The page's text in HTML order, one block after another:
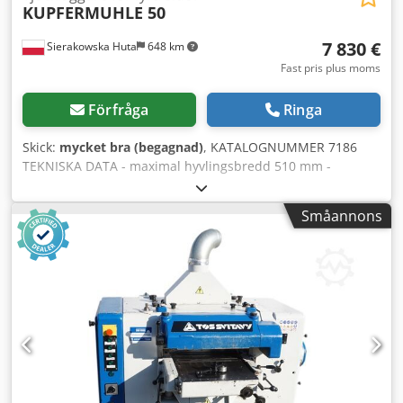
Sierakowska Huta 648 km
KUPFERMUHLE 50
7 830 €
Fast pris plus moms
Förfråga Ringa
Skick: mycket bra (begagnad), KATALOGNUMMER 7186
TEKNISKA DATA - maximal hyvlingsbredd 510 mm -
maximal hyvlinghöjd dubbelsidig 170 mm - maximal
hyvlinghöjd fyrsidig 100 mm *uppifrån: - inmatningsvals,
kugghjul Djdpfjztalqox Ahfewa - spärrklor - dragvals,
kugghjul - tryckanordning - hyvlel 510 mm, 4-knivar (2
knivar monterade) 4 kW - utmatningsvals, slät *underifrån:
- styrlist - glidrulle – justerbart bord med vals upp/ner -
hyvlel 510 mm, 2-knivar 4 kW - 2 släta, reglerbara glidrullar
*bak: - 2 sidospindlar + tryckanordning - 1) vertikal höger
100 mm 2,35 kW - 2) vertikal vänster 100 mm 2,35 kW -
spindeldiameter 35 mm - spindlarna justerbara upp/ner,
höger/vänster - manuell inställning av hyvlingsdjup - 4
matningshastigheter - matningsmotor 1,5 kW - mått L/B/H
Småannons